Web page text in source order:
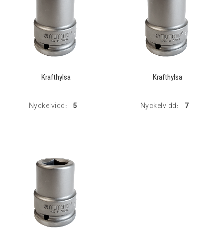
Krafthylsa
Nyckelvidd : 5
Krafthylsa
Nyckelvidd : 7